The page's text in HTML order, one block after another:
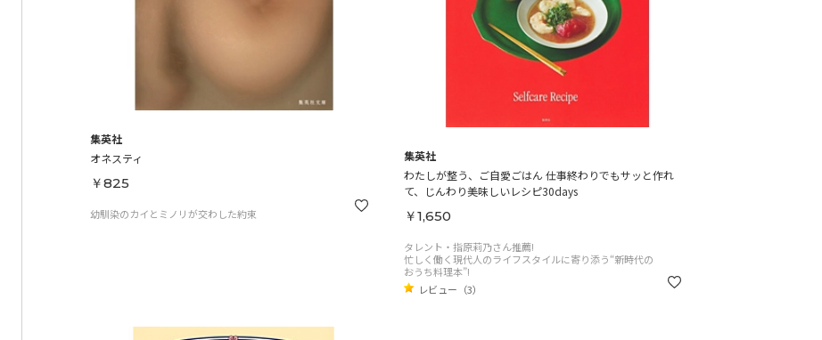
集英社
オネスティ
￥825
幼馴染のカイとミノリが交わした約束
集英社
わたしが整う、ご自愛ごはん 仕事終わりでもサッと作れ
て、じんわり美味しいレシピ30days
￥1,650
タレント・指原莉乃さん推薦!
忙しく働く現代人のライフスタイルに寄り添う“新時代の
おうち料理本”!
レビュー（3）